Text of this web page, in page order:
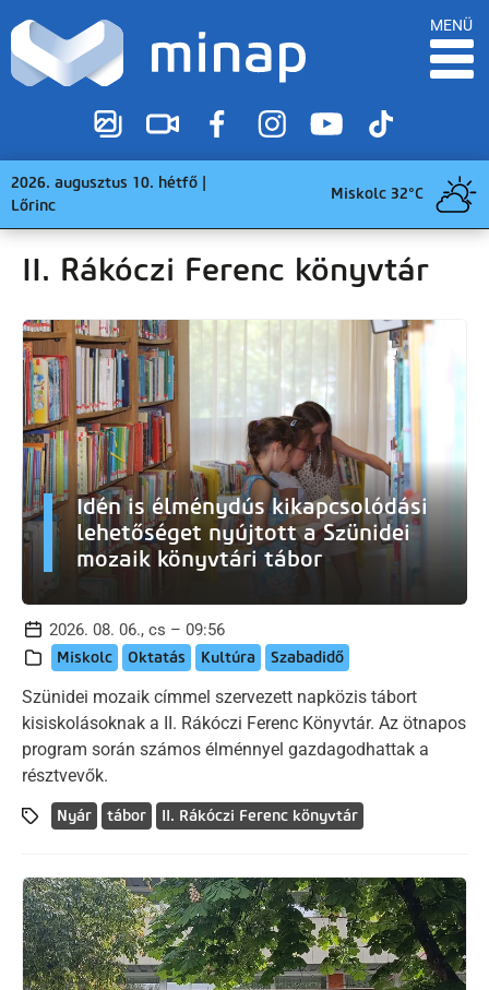
MENÜ
2026. augusztus 10. hétfő |
Lőrinc
Miskolc 32°C
II. Rákóczi Ferenc könyvtár
Idén is élménydús kikapcsolódási
lehetőséget nyújtott a Szünidei
mozaik könyvtári tábor
2026. 08. 06., cs – 09:56
Miskolc Oktatás Kultúra Szabadidő
Szünidei mozaik címmel szervezett napközis tábort
kisiskolásoknak a II. Rákóczi Ferenc Könyvtár. Az ötnapos
program során számos élménnyel gazdagodhattak a
résztvevők.
Nyár tábor II. Rákóczi Ferenc könyvtár